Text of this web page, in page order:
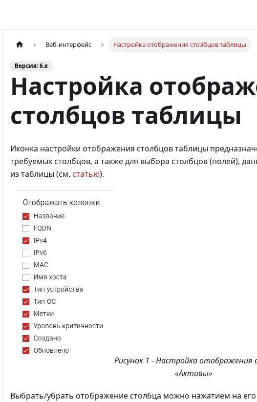
Веб-интерфейс Настройка отображения столбцов таблицы
Версия: 6.x
Настройка
столбцов таблицы
Иконка настройки отображения столбцов таблицы
требуемых столбцов, а также для выбора столбцов (полей),
из таблицы (см. статью).
Рисунок 1 - Настройка
«Активы»
Выбрать/убрать отображение столбца можно нажатием на